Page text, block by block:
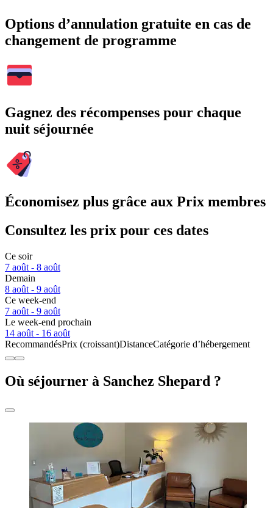
Options d’annulation gratuite en cas de
changement de programme
Gagnez des récompenses pour chaque
nuit séjournée
Économisez plus grâce aux Prix membres
Consultez les prix pour ces dates
Ce soir
7 août - 8 août
Demain
8 août - 9 août
Ce week-end
7 août - 9 août
Le week-end prochain
14 août - 16 août
RecommandésPrix (croissant)DistanceCatégorie d’hébergement
Où séjourner à Sanchez Shepard ?